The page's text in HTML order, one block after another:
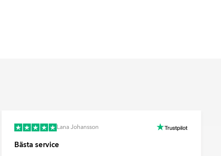
Lana Johansson
Bästa service